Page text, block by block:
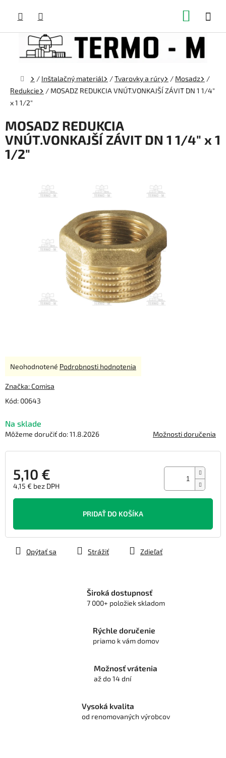
obsah
Domov
/ Inštalačný materiál /Tvarovky a rúry / Mosadz
/
Redukcie
/ MOSADZ REDUKCIA VNÚT.VONKAJŠÍ ZÁVIT DN 1 1/4"
x 1 1/2"
MOSADZ REDUKCIA
VNÚT.VONKAJŠÍ ZÁVIT DN 1 1/4" x 1
1/2"
Kód: 00643
Na sklade
Môžeme doručiť do:11.8.2026 Možnosti doručenia
5,10 €
4,15 € bez DPH
Jednotková
PRIDAŤ DO KOŠÍKA
Opýtať sa Strážiť Zdieľať
Priemerné
produktu
0,0
5
hviezdičiek.
Neohodnotené Podrobnosti hodnotenia
Značka:Comisa
Široká dostupnosť
7 000+ položiek skladom
Rýchle doručenie
priamo k vám domov
Možnosť vrátenia
až do 14 dní
Vysoká kvalita
od renomovaných výrobcov